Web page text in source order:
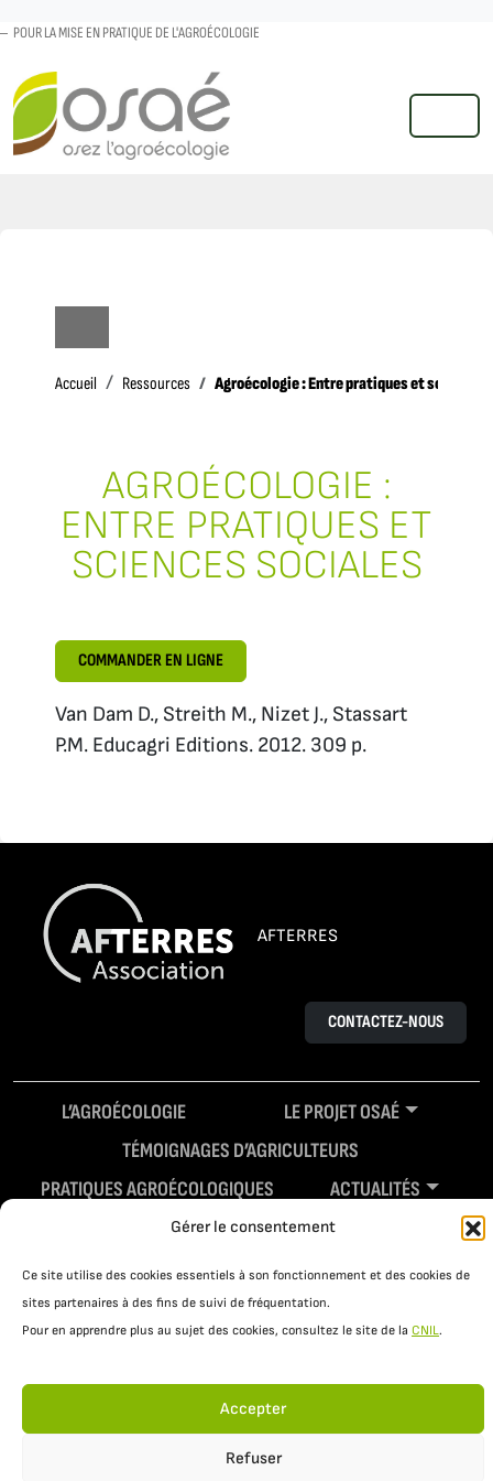
Gérer le consentement
Ce site utilise des cookies essentiels à son fonctionnement et des cookies de
sites partenaires à des fins de suivi de fréquentation.
Pour en apprendre plus au sujet des cookies, consultez le site de la CNIL.
Accepter
Refuser
POUR LA MISE EN PRATIQUE DE L'AGROÉCOLOGIE
MENU
Accueil AccueilRessources Agroécologie : Entre pratiques et sciences
AGROÉCOLOGIE :
ENTRE PRATIQUES ET
SCIENCES SOCIALES
COMMANDER EN LIGNE
Van Dam D., Streith M., Nizet J., Stassart
P.M. Educagri Editions. 2012. 309 p.
AFTERRES
CONTACTEZ-NOUS
L’AGROÉCOLOGIE
LE PROJET OSAÉ
TÉMOIGNAGES D’AGRICULTEURS
PRATIQUES AGROÉCOLOGIQUES
ACTUALITÉS
RESSOURCES
Politique de confidentialité